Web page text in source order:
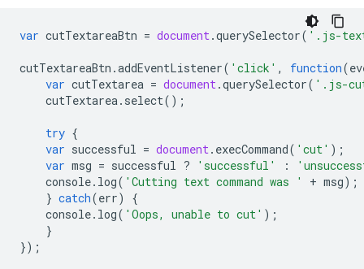
var cutTextareaBtn = document.querySelector( '.js-
cutTextareaBtn .addEventListener( 'click' , function(
var cutTextarea = document.querySelector( '.js-
cutTextarea. select();
try {
var successful = document. execCommand( 'cut' );
var msg = successful ? 'successful' :
console. log( 'Cutting text command was ' + msg);
} catch(err)
{
console. log( 'Oops, unable to cut' );
}
});